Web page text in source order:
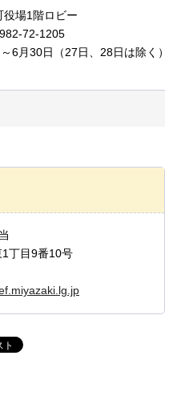
役場1階ロビー
72-1205
6月30日（27日、28日は除く）
丁目9番10号